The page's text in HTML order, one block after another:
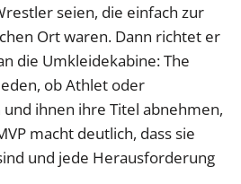
seien, die einfach zur
Ort waren. Dann richtet er
die Umkleidekabine: The
ob Athlet oder
ihnen ihre Titel abnehmen,
macht deutlich, dass sie
und jede Herausforderung